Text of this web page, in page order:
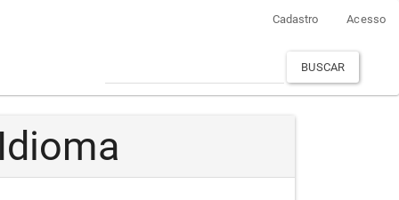
Cadastro Acesso
BUSCAR
Idioma